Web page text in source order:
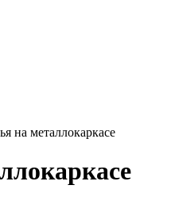
на металлокаркасе